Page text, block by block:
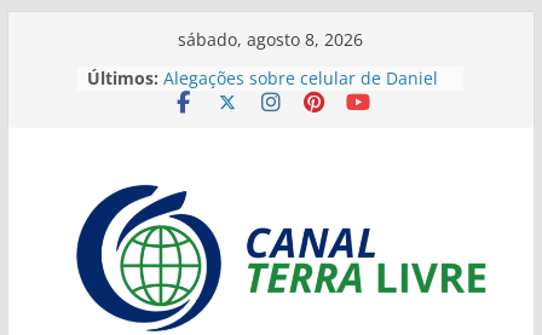
sábado, agosto 8, 2026
Últimos: Alegações sobre celular de Daniel
Vorcaro levantam especulações
manutenção
Operação da PM encontra
plantação de maconha e apreende
armas na zona rural de São
Raimundo Nonato
JEPIs 2026 movimentam Teresina